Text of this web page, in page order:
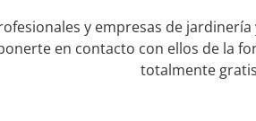
y empresas de
en contacto con ellos de la
totalmente